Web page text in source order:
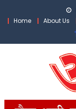
Home
About Us